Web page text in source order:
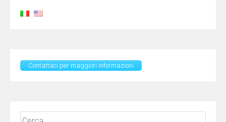
Contattaci per maggiori informazioni
Ricerca